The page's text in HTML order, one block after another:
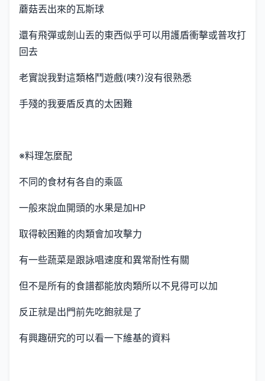
蘑菇丟出來的瓦斯球
還有飛彈或劍山丟的東西似乎可以用護盾衝擊或普攻打
回去
老實說我對這類格鬥遊戲(咦?)沒有很熟悉
手殘的我要盾反真的太困難
※料理怎麼配
不同的食材有各自的乘區
一般來說血開頭的水果是加HP
取得較困難的肉類會加攻擊力
有一些蔬菜是跟詠唱速度和異常耐性有關
但不是所有的食譜都能放肉類所以不見得可以加
反正就是出門前先吃飽就是了
有興趣研究的可以看一下維基的資料